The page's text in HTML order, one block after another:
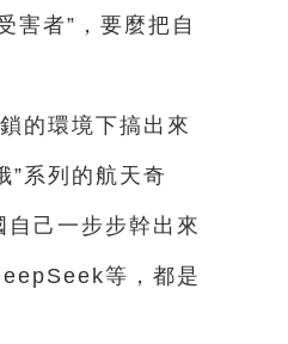
害者”，要麼把自
的環境下搞出來
”系列的航天奇
己一步步幹出來
等，都是